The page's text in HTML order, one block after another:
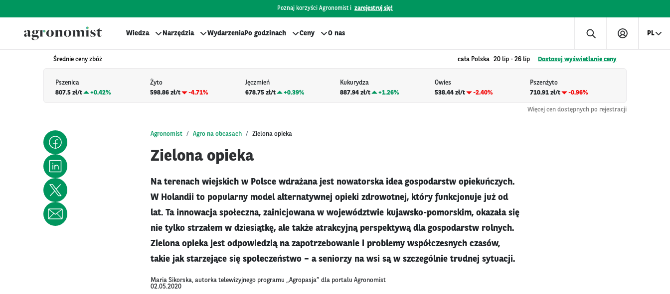
Poznaj korzyści Agronomist i zarejestruj się!
Wiedza Narzędzia WydarzeniaPo godzinach Ceny O nas PL
Średnie ceny zbóż cała Polska 20 lip - 26 lip Dostosuj wyświetlanie ceny
Pszenica
807.5 zł/t
+0.42%
Żyto
598.86 zł/t
-4.71%
Jęczmień
678.75 zł/t
+0.39%
Kukurydza
887.94 zł/t
+1.26%
Owies
538.44 zł/t
-2.40%
Pszenżyto
710.91 zł/t
-0.96%
Więcej cen dostępnych po rejestracji
Agronomist Agro na obcasach Zielona opieka
Zielona opieka
Na terenach wiejskich w Polsce wdrażana jest nowatorska idea gospodarstw opiekuńczych.
W Holandii to popularny model alternatywnej opieki zdrowotnej, który funkcjonuje już od
lat. Ta innowacja społeczna, zainicjowana w województwie kujawsko-pomorskim, okazała się
nie tylko strzałem w dziesiątkę, ale także atrakcyjną perspektywą dla gospodarstw rolnych.
Zielona opieka jest odpowiedzią na zapotrzebowanie i problemy współczesnych czasów,
takie jak starzejące się społeczeństwo – a seniorzy na wsi są w szczególnie trudnej sytuacji.
Maria Sikorska, autorka telewizyjnego programu „Agropasja” dla portalu Agronomist
02.05.2020